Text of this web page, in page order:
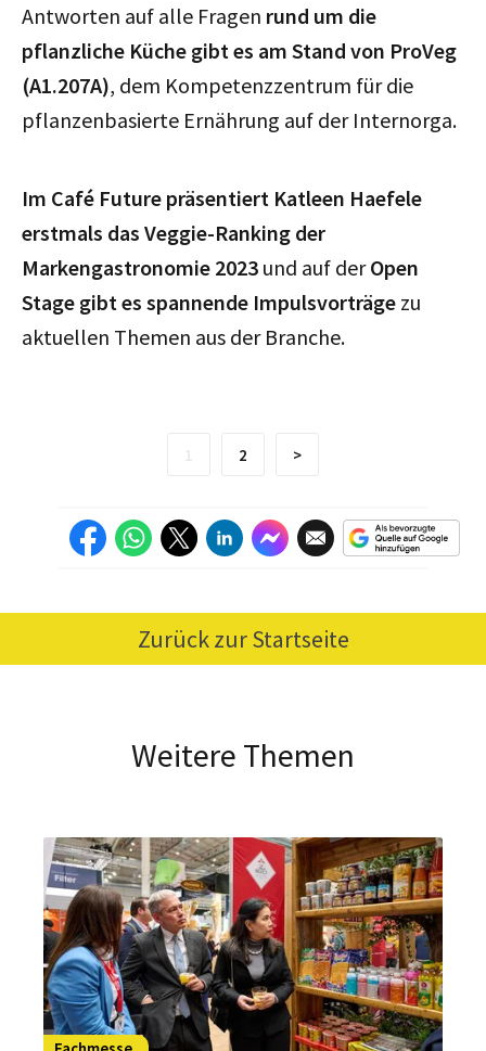
Antworten auf alle Fragen rund um die
pflanzliche Küche gibt es am Stand von ProVeg
(A1.207A), dem Kompetenzzentrum für die
pflanzenbasierte Ernährung auf der Internorga.
Im Café Future präsentiert Katleen Haefele
erstmals das Veggie-Ranking der
Markengastronomie 2023 und auf derOpen
Stage gibt es spannende Impulsvorträge zu
aktuellen Themen aus der Branche.
2 >
Zurück zur Startseite
Weitere Themen